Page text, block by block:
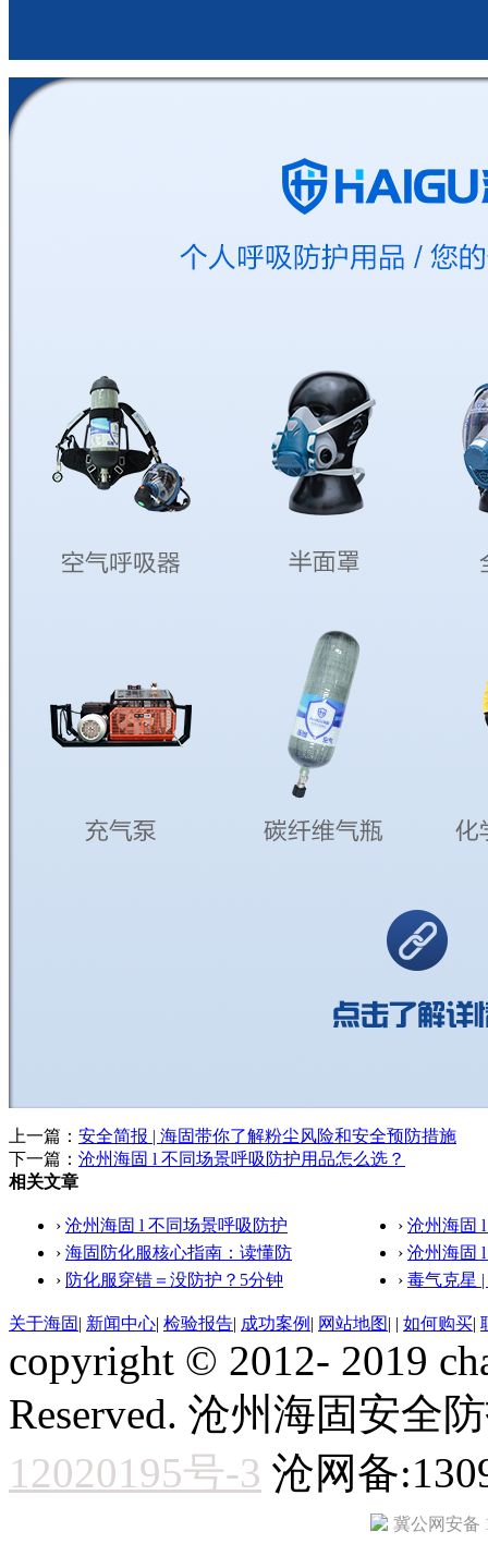
上一篇： 安全简报 | 海固带你了解粉尘风险和安全预防措施
下一篇： 沧州海固 l 不同场景呼吸防护用品怎么选？
相关文章
› 沧州海固 l 不同场景呼吸防护 › 沧州海固
› 海固防化服核心指南：读懂防 › 沧州海固
› 防化服穿错＝没防护？5分钟 › 毒气克星
关于海固 | 新闻中心| 检验报告| 成功案例 | 网站地图| | 如何购买|
copyright © 2012- 2019
Reserved. 沧州海固安全
12020195号-3 沧网备
冀公网安备